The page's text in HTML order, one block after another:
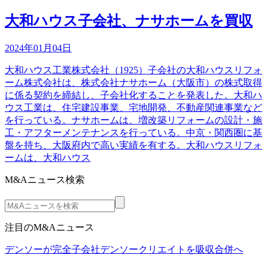
大和ハウス子会社、ナサホームを買収
2024年01月04日
大和ハウス工業株式会社（1925）子会社の大和ハウスリフォ
ーム株式会社は、株式会社ナサホーム（大阪市）の株式取得
に係る契約を締結し、子会社化することを発表した。大和ハ
ウス工業は、住宅建設事業、宅地開発、不動産関連事業など
を行っている。ナサホームは、増改築リフォームの設計・施
工・アフターメンテナンスを行っている。中京・関西圏に基
盤を持ち、大阪府内で高い実績を有する。大和ハウスリフォ
ームは、大和ハウス
M&Aニュース検索
注目のM&Aニュース
デンソーが完全子会社デンソークリエイトを吸収合併へ